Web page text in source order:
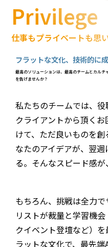
Privilege
仕事もプライベートも思
フラットな文化、技術的に
最高のソリューションは、最高のチームとカル
を告げませんか？
私たちのチームでは、役
クライアントから頂く
けて、ただ良いものを
なたのアイデアが、翌
る。そんなスピード感が
もちろん、挑戦は全力
リストが裁量と学習機
クイベント登壇など）
ラットな文化で、最先